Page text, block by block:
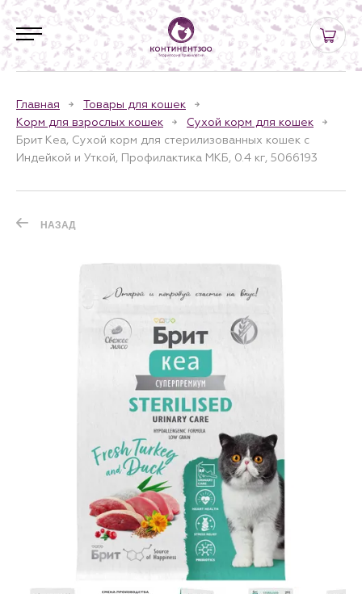
Главная
Товары для кошек
Корм для взрослых кошек
Сухой корм для кошек
Брит Кеа, Сухой корм для стерилизованных кошек с
Индейкой и Уткой, Профилактика МКБ, 0.4 кг, 5066193
НАЗАД